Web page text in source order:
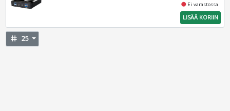
fiber_manual_record Ei varastossa
LISÄÄ KORIIN
tag 25